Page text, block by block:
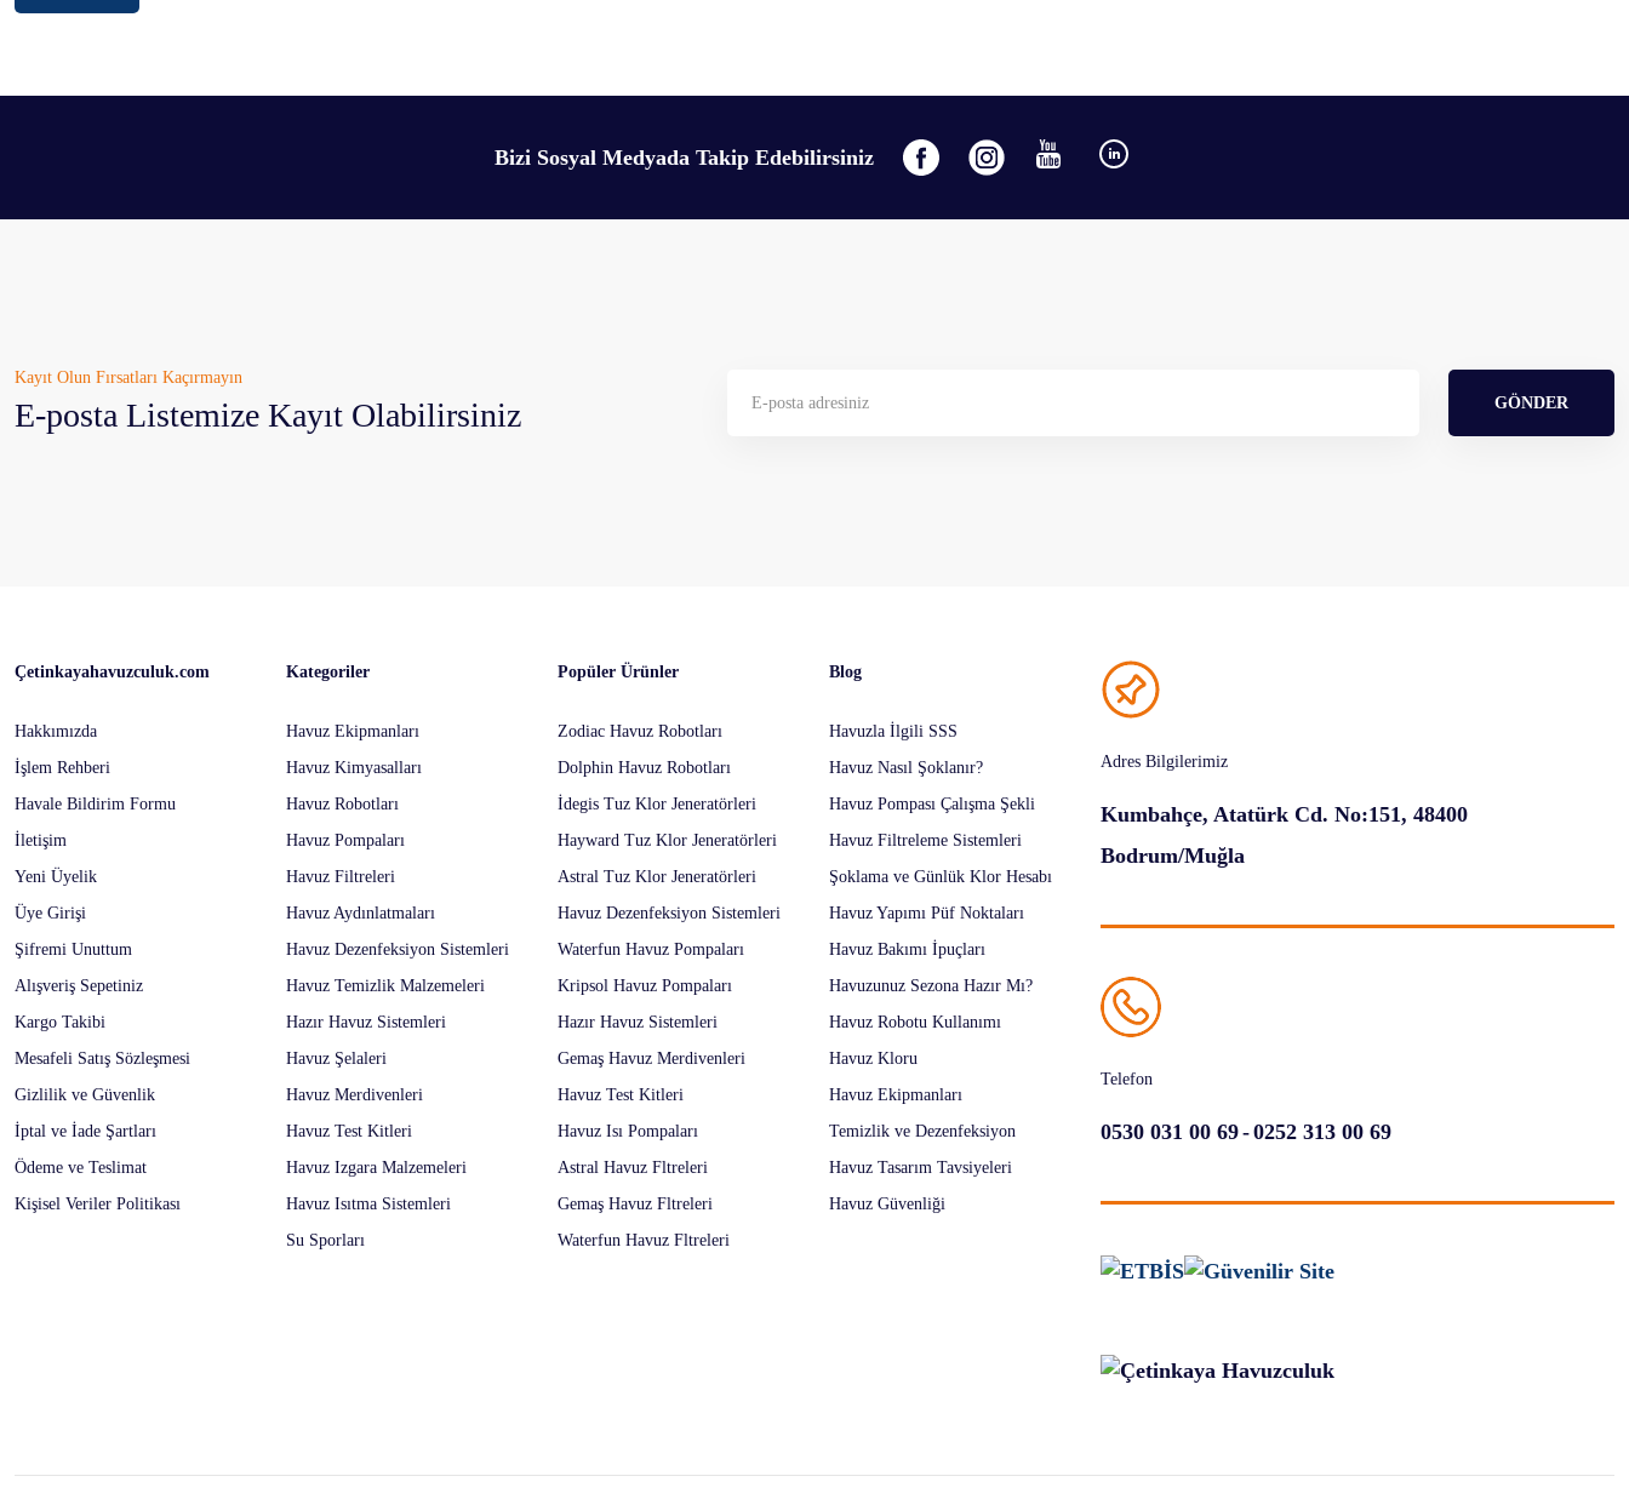
Bizi Sosyal Medyada Takip Edebilirsiniz
Kayıt Olun Fırsatları Kaçırmayın
E-posta Listemize Kayıt Olabilirsiniz GÖNDER
Çetinkayahavuzculuk.com
Hakkımızda
İşlem Rehberi
Havale Bildirim Formu
İletişim
Yeni Üyelik
Üye Girişi
Şifremi Unuttum
Alışveriş Sepetiniz
Kargo Takibi
Mesafeli Satış Sözleşmesi
Gizlilik ve Güvenlik
İptal ve İade Şartları
Ödeme ve Teslimat
Kişisel Veriler Politikası
Kategoriler
Havuz Ekipmanları
Havuz Kimyasalları
Havuz Robotları
Havuz Pompaları
Havuz Filtreleri
Havuz Aydınlatmaları
Havuz Dezenfeksiyon Sistemleri
Havuz Temizlik Malzemeleri
Hazır Havuz Sistemleri
Havuz Şelaleri
Havuz Merdivenleri
Havuz Test Kitleri
Havuz Izgara Malzemeleri
Havuz Isıtma Sistemleri
Su Sporları
Popüler Ürünler
Zodiac Havuz Robotları
Dolphin Havuz Robotları
İdegis Tuz Klor Jeneratörleri
Hayward Tuz Klor Jeneratörleri
Astral Tuz Klor Jeneratörleri
Havuz Dezenfeksiyon Sistemleri
Waterfun Havuz Pompaları
Kripsol Havuz Pompaları
Hazır Havuz Sistemleri
Gemaş Havuz Merdivenleri
Havuz Test Kitleri
Havuz Isı Pompaları
Astral Havuz Fltreleri
Gemaş Havuz Fltreleri
Waterfun Havuz Fltreleri
Blog
Havuzla İlgili SSS
Havuz Nasıl Şoklanır?
Havuz Pompası Çalışma Şekli
Havuz Filtreleme Sistemleri
Şoklama ve Günlük Klor Hesabı
Havuz Yapımı Püf Noktaları
Havuz Bakımı İpuçları
Havuzunuz Sezona Hazır Mı?
Havuz Robotu Kullanımı
Havuz Kloru
Havuz Ekipmanları
Temizlik ve Dezenfeksiyon
Havuz Tasarım Tavsiyeleri
Havuz Güvenliği
Adres Bilgilerimiz
Kumbahçe, Atatürk Cd. No:151, 48400
Bodrum/Muğla
Telefon
0530 031 00 69-0252 313 00 69